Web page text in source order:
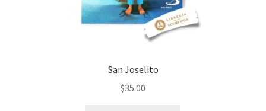
San Joselito
$35.00